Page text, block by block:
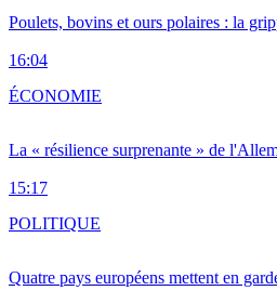
Poulets, bovins et ours polaires : la
16:04
La « résilience surprenante » de
15:17
ÉCONOMIE
Quatre pays européens mettent en
POLITIQUE